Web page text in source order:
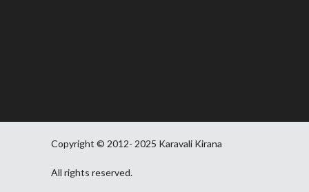
Copyright © 2012- 2025 Karavali Kirana
All rights reserved.